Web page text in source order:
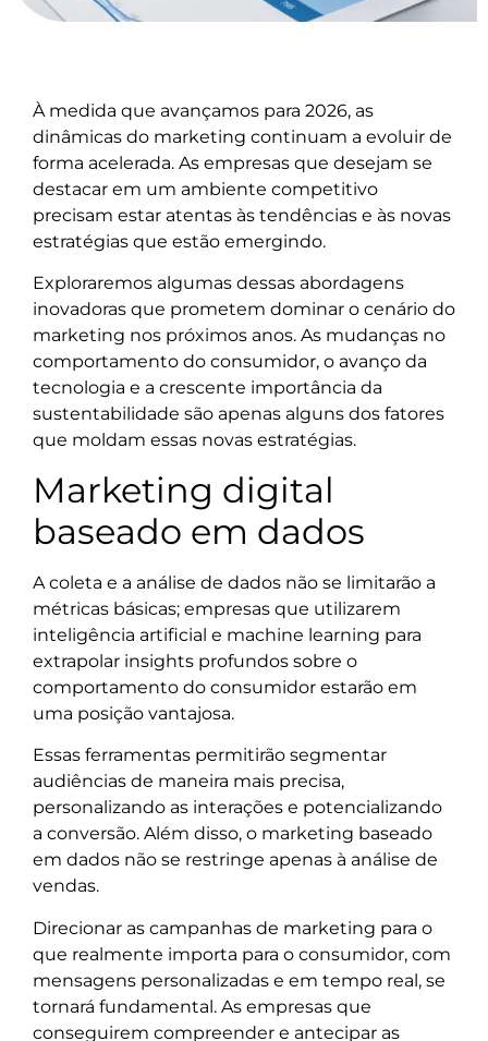
À medida que avançamos para 2026, as
dinâmicas do marketing continuam a evoluir de
forma acelerada. As empresas que desejam se
destacar em um ambiente competitivo
precisam estar atentas às tendências e às novas
estratégias que estão emergindo.
Exploraremos algumas dessas abordagens
inovadoras que prometem dominar o cenário do
marketing nos próximos anos. As mudanças no
comportamento do consumidor, o avanço da
tecnologia e a crescente importância da
sustentabilidade são apenas alguns dos fatores
que moldam essas novas estratégias.
Marketing digital
baseado em dados
A coleta e a análise de dados não se limitarão a
métricas básicas; empresas que utilizarem
inteligência artificial e machine learning para
extrapolar insights profundos sobre o
comportamento do consumidor estarão em
uma posição vantajosa.
Essas ferramentas permitirão segmentar
audiências de maneira mais precisa,
personalizando as interações e potencializando
a conversão. Além disso, o marketing baseado
em dados não se restringe apenas à análise de
vendas.
Direcionar as campanhas de marketing para o
que realmente importa para o consumidor, com
mensagens personalizadas e em tempo real, se
tornará fundamental. As empresas que
conseguirem compreender e antecipar as